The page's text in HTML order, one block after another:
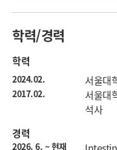
학력/경력
학력
2024.02. 서울대
2017.02.
서울대
석사
경력
2026. 6. ~ 현재